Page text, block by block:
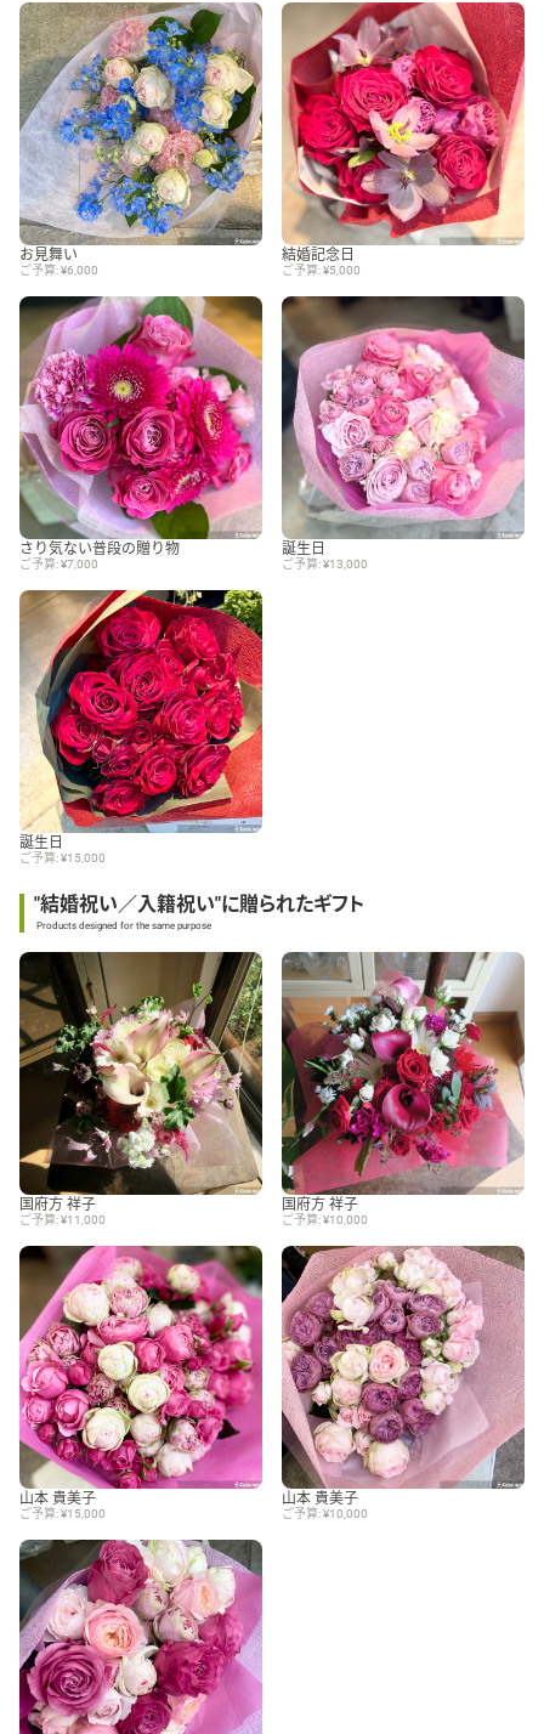
お見舞い
ご予算: ¥6,000
結婚記念日
ご予算: ¥5,000
さり気ない普段の贈り物
ご予算: ¥7,000
誕生日
ご予算: ¥13,000
誕生日
ご予算: ¥15,000
"結婚祝い／入籍祝い"に贈られたギフト
Products designed for the same purpose
国府方 祥子
ご予算: ¥11,000
国府方 祥子
ご予算: ¥10,000
山本 貴美子
ご予算: ¥15,000
山本 貴美子
ご予算: ¥10,000